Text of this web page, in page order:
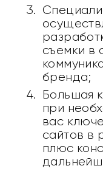
съемки в
бренда;
Большая
при
вас
сайтов в
плюс